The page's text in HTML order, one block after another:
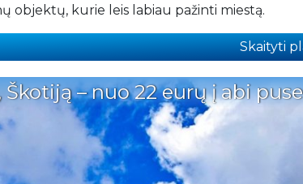
objektų, kurie leis labiau pažinti miestą.
Skaityti
– nuo 22 eurų į abi